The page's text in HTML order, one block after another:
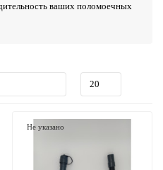
ваших поломоечных
Не указано